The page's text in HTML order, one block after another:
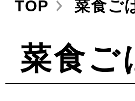
TOP 菜食ご
菜食ご